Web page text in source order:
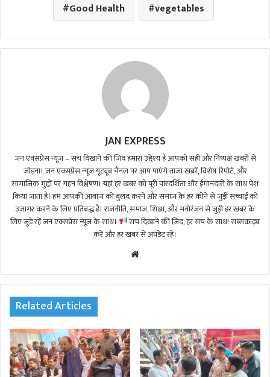
Good Health vegetables
JAN EXPRESS
जन एक्सप्रेस न्यूज़ – सच दिखाने की ज़िद हमारा उद्देश्य है आपको सही और निष्पक्ष खबरों से
जोड़ना। जन एक्सप्रेस न्यूज़ यूट्यूब चैनल पर आप पाएंगे ताजा खबरें, विशेष रिपोर्ट, और
सामाजिक मुद्दों पर गहन विश्लेषण। यहां हर खबर को पूरी पारदर्शिता और ईमानदारी के साथ पेश
किया जाता है। हम आपकी आवाज़ को बुलंद करने और समाज के हर कोने से जुड़ी सच्चाई को
उजागर करने के लिए प्रतिबद्ध हैं। राजनीति, समाज, शिक्षा, और मनोरंजन से जुड़ी हर खबर के
लिए जुड़े रहें जन एक्सप्रेस न्यूज़ के साथ।
सच दिखाने की ज़िद, हर सच के साथ! सब्सक्राइब
करें और हर खबर से अपडेट रहें।
te
Related Articles